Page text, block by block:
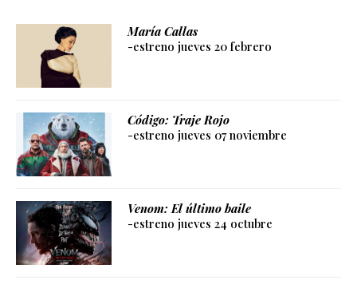
María Callas
-estreno jueves 20 febrero
Código: Traje Rojo
-estreno jueves 07 noviembre
Venom: El último baile
-estreno jueves 24 octubre